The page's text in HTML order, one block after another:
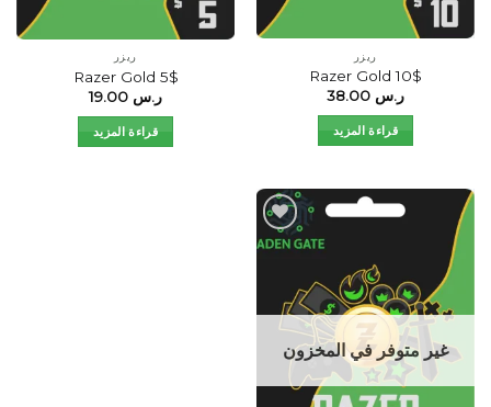
ريزر
Razer Gold 10$
ر.س
قراءة المزيد
ريزر
Razer Gold 5$
ر.س
قراءة المزيد
Add to
غير متوفر في المخزون